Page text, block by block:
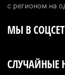
Алматинской
с регионом на
МЫ В
СЛУЧАЙНЫЕ